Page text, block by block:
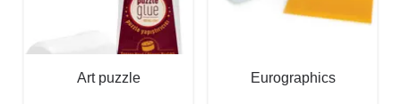
Art puzzle Eurographics